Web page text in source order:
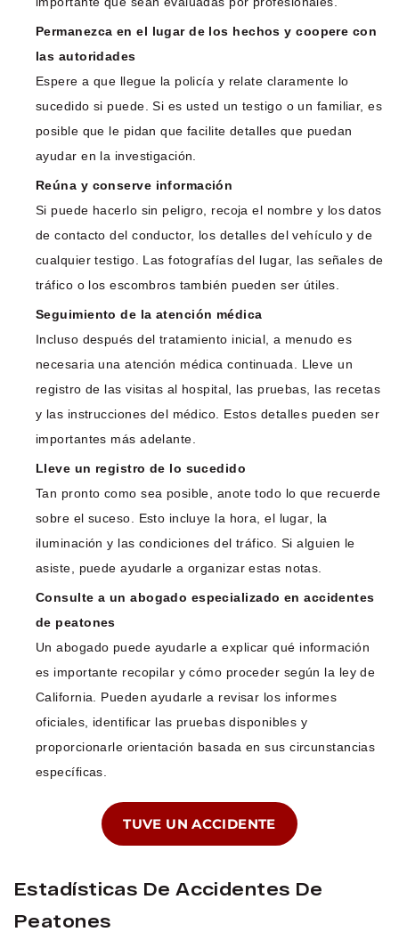
Permanezca en el lugar de los hechos y coopere con
las autoridades
Espere a que llegue la policía y relate claramente lo
sucedido si puede. Si es usted un testigo o un familiar, es
posible que le pidan que facilite detalles que puedan
ayudar en la investigación.
Reúna y conserve información
Si puede hacerlo sin peligro, recoja el nombre y los datos
de contacto del conductor, los detalles del vehículo y de
cualquier testigo. Las fotografías del lugar, las señales de
tráfico o los escombros también pueden ser útiles.
Seguimiento de la atención médica
Incluso después del tratamiento inicial, a menudo es
necesaria una atención médica continuada. Lleve un
registro de las visitas al hospital, las pruebas, las recetas
y las instrucciones del médico. Estos detalles pueden ser
importantes más adelante.
Lleve un registro de lo sucedido
Tan pronto como sea posible, anote todo lo que recuerde
sobre el suceso. Esto incluye la hora, el lugar, la
iluminación y las condiciones del tráfico. Si alguien le
asiste, puede ayudarle a organizar estas notas.
Consulte a un abogado especializado en accidentes
de peatones
Un abogado puede ayudarle a explicar qué información
es importante recopilar y cómo proceder según la ley de
California. Pueden ayudarle a revisar los informes
oficiales, identificar las pruebas disponibles y
proporcionarle orientación basada en sus circunstancias
específicas.
TUVE UN ACCIDENTE
Estadísticas De Accidentes De
Peatones